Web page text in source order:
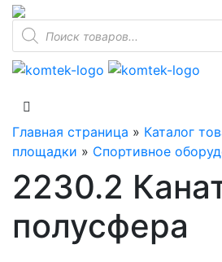
Поиск
товаров
Главная страница » Каталог
площадки » Спортивное
2230.2
полусфера